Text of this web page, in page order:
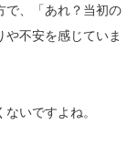
で、「あれ？当初の
不安を感じていま
いですよね。